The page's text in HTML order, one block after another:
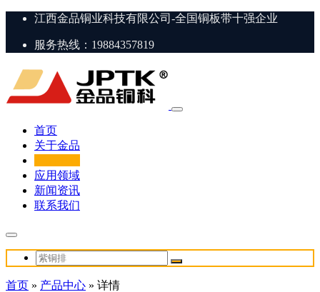
江西金品铜业科技有限公司-全国铜板带十强企业
服务热线：19884357819
首页
关于金品
应用领域
新闻资讯
联系我们
首页 » 产品中心 » 详情